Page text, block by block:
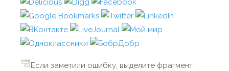
Если заметили ошибку, выделите фрагмент